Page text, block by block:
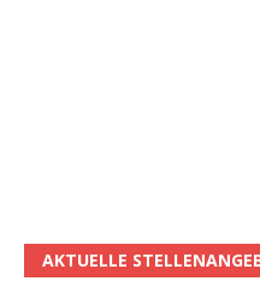
AKTUELLE